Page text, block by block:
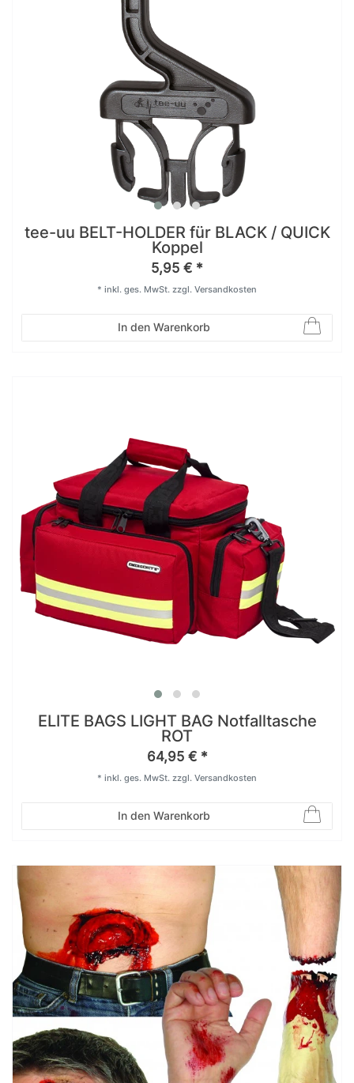
tee-uu BELT-HOLDER für BLACK / QUICK
Koppel
5,95 € *
In den Warenkorb
* inkl. ges. MwSt. zzgl. Versandkosten
ELITE BAGS LIGHT BAG Notfalltasche
ROT
64,95 € *
In den Warenkorb
* inkl. ges. MwSt. zzgl. Versandkosten